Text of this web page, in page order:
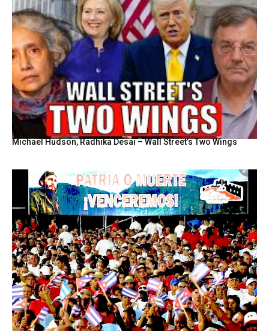
Michael Hudson, Radhika Desai – Wall Street’s Two Wings